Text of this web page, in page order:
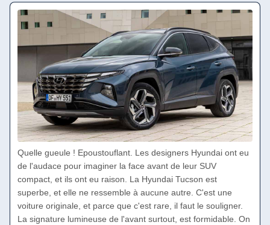
Quelle gueule ! Epoustouflant. Les designers Hyundai ont eu
de l'audace pour imaginer la face avant de leur SUV
compact, et ils ont eu raison. La Hyundai Tucson est
superbe, et elle ne ressemble à aucune autre. C'est une
voiture originale, et parce que c'est rare, il faut le souligner.
La signature lumineuse de l'avant surtout, est formidable. On